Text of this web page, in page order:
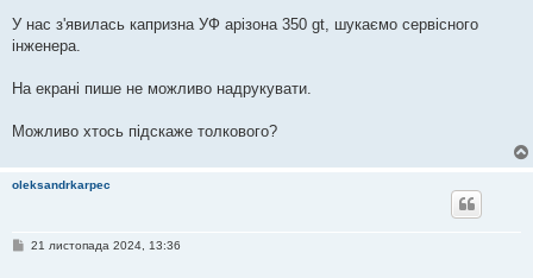
д
о
е
я
У нас з'явилась капризна УФ арізона 350 gt, шукаємо сервісного
інженера.
На екрані пише не можливо надрукувати.
Можливо хтось підскаже толкового?
oleksandrkarpec
П21 листопада 2024, 13:36